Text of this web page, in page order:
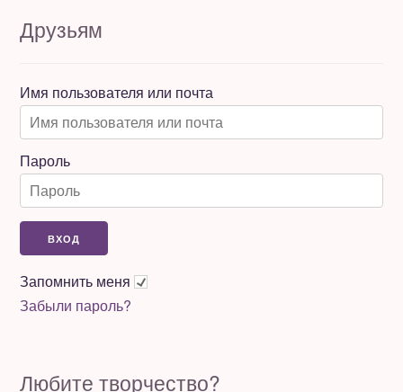
Друзьям
Имя пользователя или почта
Пароль
Запомнить меня
Забыли пароль?
Любите творчество?